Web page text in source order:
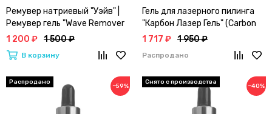
Ремувер натриевый "Уэйв" |
Ремувер гель "Wave Remover
Gel" | CORONA COLORS
1 200 ₽ 1 500 ₽
В корзину
Гель для лазерного пилинга
"Карбон Лазер Гель" (Carbon
Laser Gel)
1 717 ₽ 1 950 ₽
Распродано
−59% −40%